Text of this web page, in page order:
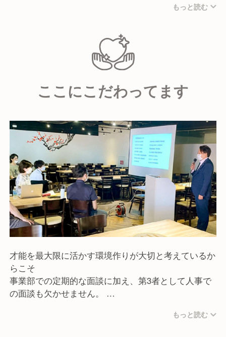
店舗ごとに異なるコンセプトでデザインされた空間
非日常+居心地の良い時間をご提供しています。
- 道産小麦のパスタ屋さんミールラウンジ
- Source06
- 発酵ヤード
- maze
▶業務提携
親和性・連動性の高いパートナー企業様との連携に
より
多様な飲食サービスの出店・運営を行なっていま
す。
- Source72(JR東日本ホテルメッツ 札幌)
- かなさん(東急ステイ 沖縄那覇)
- The358 空・海（ホテルThe358 sora・umi 福
岡）
- huwa dolo（JR東日本ホテルメッツ 渋谷)
うと、仲間1人1人と向き合い、尊重し、チーム一丸と
なり、チャンスにチャレンジし続けることが重要だと
一人では難しくても、仲間とともに、チームだからこ
そできる、成し遂げられることがあります。
仕事には、1人で完結するものは何一つありません。
成果や目標達成を一緒に分かち合い成長したいと思っ
ています。
もっと読む
ここにこだわってます
才能を最大限に活かす環境作りが大切と考えているか
らこそ
事業部での定期的な面談に加え、第3者として人事で
の面談も欠かせません。
もっと読む